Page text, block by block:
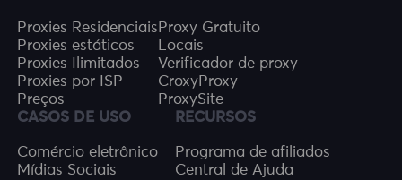
Proxies Residenciais
Proxies estáticos
Proxies Ilimitados
Proxies por ISP
Preços
Proxy Gratuito
Locais
Verificador de proxy
CroxyProxy
ProxySite
CASOS DE USO
Comércio eletrônico
Mídias Sociais
RECURSOS
Programa de afiliados
Central de Ajuda